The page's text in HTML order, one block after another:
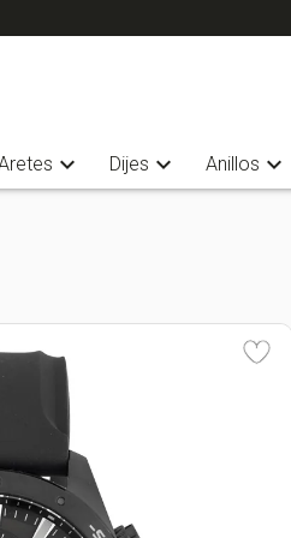
expand_more Dijes expand_more Anillos expand_more